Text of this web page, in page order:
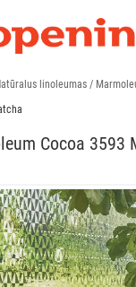
linoleumas /
Cocoa 3593